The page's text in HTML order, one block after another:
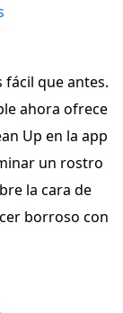
que antes.
ahora ofrece
Up en la app
un rostro
la cara de
borroso con